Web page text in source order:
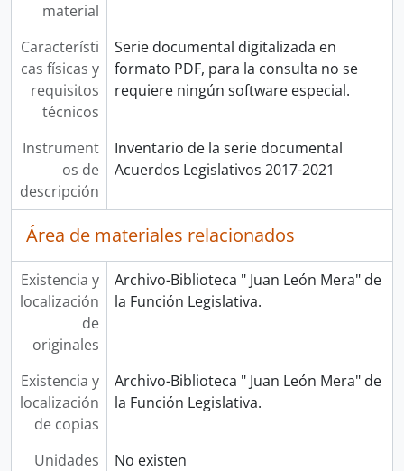
material
Característi
cas físicas y
requisitos
técnicos
Serie documental digitalizada en
formato PDF, para la consulta no se
requiere ningún software especial.
Instrument
os de
descripción
Inventario de la serie documental
Acuerdos Legislativos 2017-2021
Área de materiales relacionados
Existencia y
localización
de
originales
Archivo-Biblioteca " Juan León Mera" de
la Función Legislativa.
Existencia y
localización
de copias
Archivo-Biblioteca " Juan León Mera" de
la Función Legislativa.
Unidades
No existen